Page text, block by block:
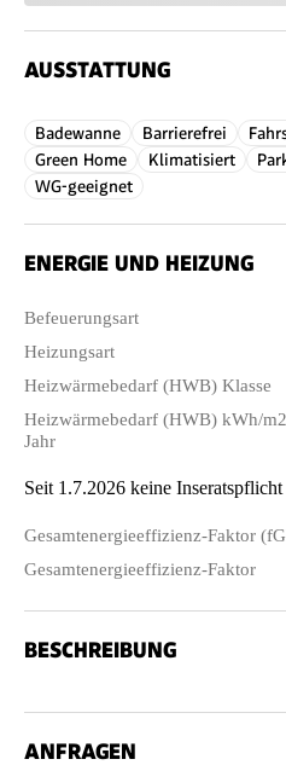
AUSSTATTUNG
Badewanne Barrierefrei
Green Home
Klimatisiert
WG-geeignet
ENERGIE UND HEIZUNG
Befeuerungsart
Heizungsart
Heizwärmebedarf (HWB) Klasse
Heizwärmebedarf (HWB) kWh/
Jahr
Seit 1.7.2026 keine Inseratspflicht
Gesamtenergieeffizienz-Faktor
Gesamtenergieeffizienz-Faktor
BESCHREIBUNG
ANFRAGEN